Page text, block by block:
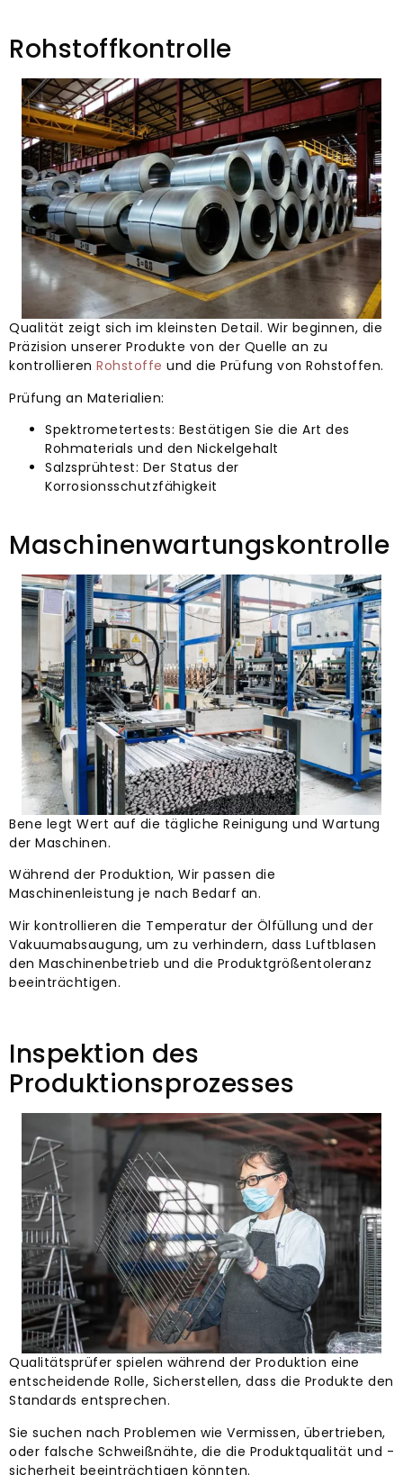
Rohstoffkontrolle
Qualität zeigt sich im kleinsten Detail. Wir beginnen, die
Präzision unserer Produkte von der Quelle an zu
kontrollieren Rohstoffe und die Prüfung von Rohstoffen.
Prüfung an Materialien:
Spektrometertests: Bestätigen Sie die Art des
Rohmaterials und den Nickelgehalt
Salzsprühtest: Der Status der
Korrosionsschutzfähigkeit
Maschinenwartungskontrolle
Bene legt Wert auf die tägliche Reinigung und Wartung
der Maschinen.
Während der Produktion, Wir passen die
Maschinenleistung je nach Bedarf an.
Wir kontrollieren die Temperatur der Ölfüllung und der
Vakuumabsaugung, um zu verhindern, dass Luftblasen
den Maschinenbetrieb und die Produktgrößentoleranz
beeinträchtigen.
Inspektion des
Produktionsprozesses
Qualitätsprüfer spielen während der Produktion eine
entscheidende Rolle, Sicherstellen, dass die Produkte den
Standards entsprechen.
Sie suchen nach Problemen wie Vermissen, übertrieben,
oder falsche Schweißnähte, die die Produktqualität und -
sicherheit beeinträchtigen könnten.